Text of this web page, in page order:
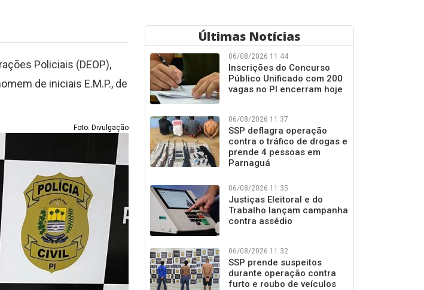
Policiais (DEOP),
de iniciais E.M.P., de
Foto: Divulgação
Últimas Notícias
06/08/2026 11:44
Inscrições do Concurso
Público Unificado com 200
vagas no PI encerram hoje
06/08/2026 11:37
SSP deflagra operação
contra o tráfico de drogas e
prende 4 pessoas em
Parnaguá
06/08/2026 11:35
Justiças Eleitoral e do
Trabalho lançam campanha
contra assédio
06/08/2026 11:32
SSP prende suspeitos
durante operação contra
furto e roubo de veículos